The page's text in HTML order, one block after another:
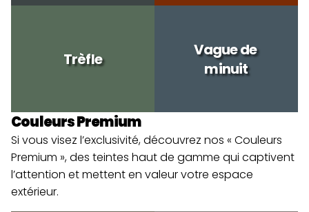
Trèfle
Vague de
minuit
Couleurs Premium
Si vous visez l’exclusivité, découvrez nos « Couleurs
Premium », des teintes haut de gamme qui captivent
l’attention et mettent en valeur votre espace
extérieur.